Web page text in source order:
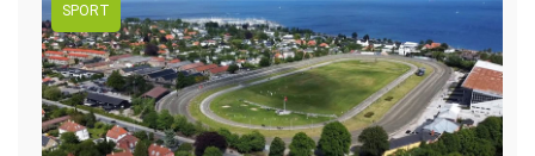
SPORT